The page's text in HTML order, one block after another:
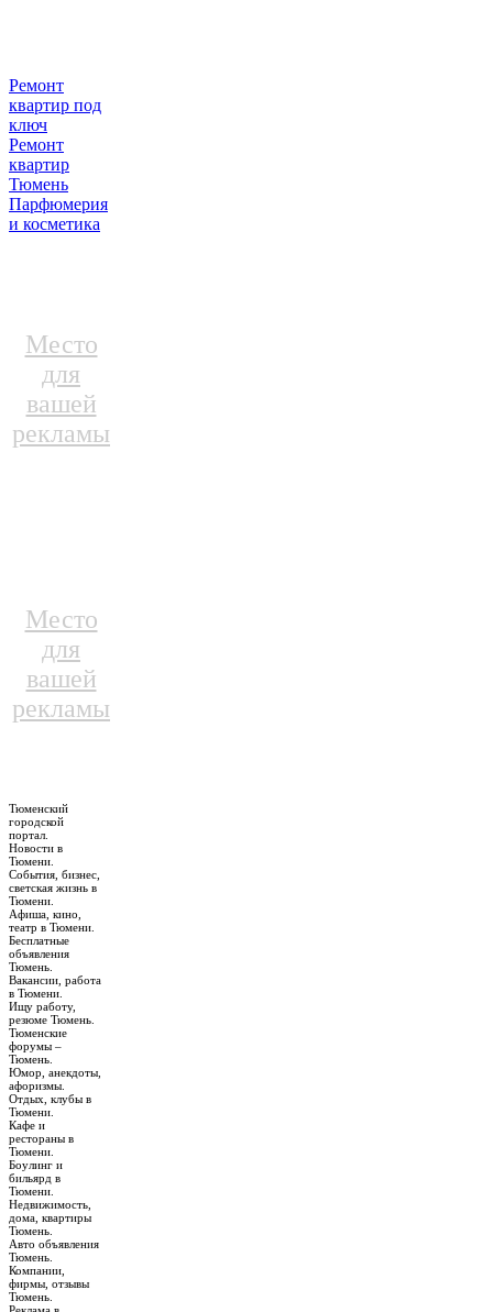
Ремонт
квартир под
ключ
Ремонт
квартир
Тюмень
Парфюмерия
и косметика
Место
для
вашей
рекламы
Место
для
вашей
рекламы
Тюменский
городской
портал.
Новости в
Тюмени.
События, бизнес,
светская жизнь в
Тюмени.
Афиша, кино,
театр в Тюмени.
Бесплатные
объявления
Тюмень.
Вакансии, работа
в Тюмени.
Ищу работу,
резюме Тюмень.
Тюменские
форумы –
Тюмень.
Юмор, анекдоты,
афоризмы.
Отдых, клубы в
Тюмени.
Кафе и
рестораны в
Тюмени.
Боулинг и
бильярд в
Тюмени.
Недвижимость,
дома, квартиры
Тюмень.
Авто объявления
Тюмень.
Компании,
фирмы, отзывы
Тюмень.